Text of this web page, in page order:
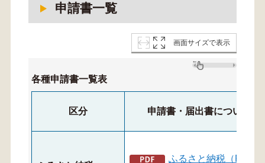
申請書一覧
画面サイズで表示
各種申請書一覧表
区分 申請書・届出書について
ふるさと納税（PDF